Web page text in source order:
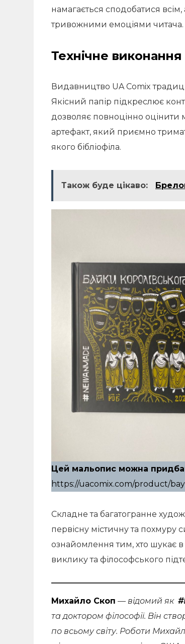
намагається сподобатися
тривожними емоціями читача.
Технічне
Видавництво UA Comix
Якісний папір підкреслює
дозволяє повноцінно оцінити
артефакт, який приємно
якого бібліофіла.
Також буде цікаво:
Цей мальопис можна
https://uacomix.com/product/
Складне та багатогранне
первісну містичну та похмуру
ознайомлення тим, хто шукає в
виклику та філософського
Михайло Скоп — відомий як
та доктором філософії. Він
по всьому світу. Роботи